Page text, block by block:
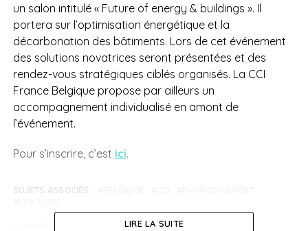
un salon intitulé « Future of energy & buildings ». Il
portera sur l’optimisation énergétique et la
décarbonation des bâtiments. Lors de cet événement
des solutions novatrices seront présentées et des
rendez-vous stratégiques ciblés organisés. La CCI
France Belgique propose par ailleurs un
accompagnement individualisé en amont de
l’événement.
Pour s’inscrire, c’est ici.
SUJETS ASSOCIÉS:
LIRE LA SUITE